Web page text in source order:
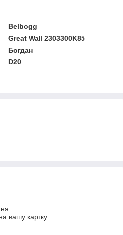
Belbogg
Great Wall 2303300K85
Богдан
D20
вашу картку